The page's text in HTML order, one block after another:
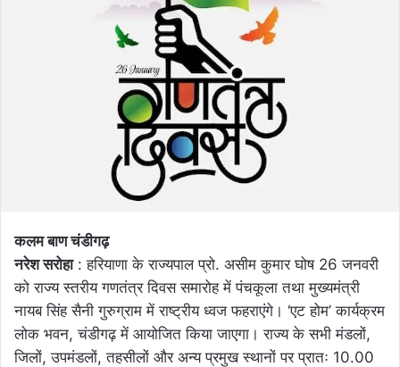
कलम बाण चंडीगढ़
नरेश सरोहा: हरियाणा के राज्यपाल प्रो. असीम कुमार घोष 26 जनवरी
को राज्य स्तरीय गणतंत्र दिवस समारोह में पंचकूला तथा मुख्यमंत्री
नायब सिंह सैनी गुरुग्राम में राष्ट्रीय ध्वज फहराएंगे। ‘एट होम’ कार्यक्रम
लोक भवन, चंडीगढ़ में आयोजित किया जाएगा। राज्य के सभी मंडलों,
जिलों, उपमंडलों, तहसीलों और अन्य प्रमुख स्थानों पर प्रातः 10.00